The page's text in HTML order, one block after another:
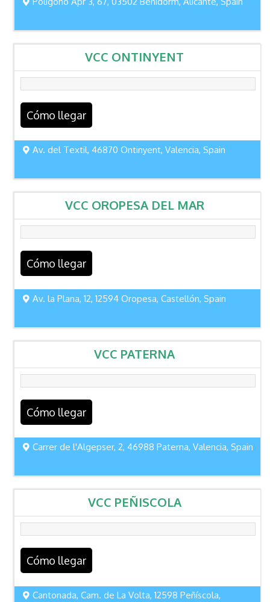
VCC ONTINYENT
Cómo llegar
Av. del Textil, 46870 Ontinyent, Valencia, Spain
VCC OROPESA DEL MAR
Cómo llegar
Av. la Plana, 12, 12594 Oropesa, Castellón, Spain
VCC PATERNA
Cómo llegar
Carrer de l'Algepser, 2, 46988 Paterna, Valencia, Spain
VCC PEÑISCOLA
Cómo llegar
Cantonada, Cam. de La Volta, 12598 Peñíscola,